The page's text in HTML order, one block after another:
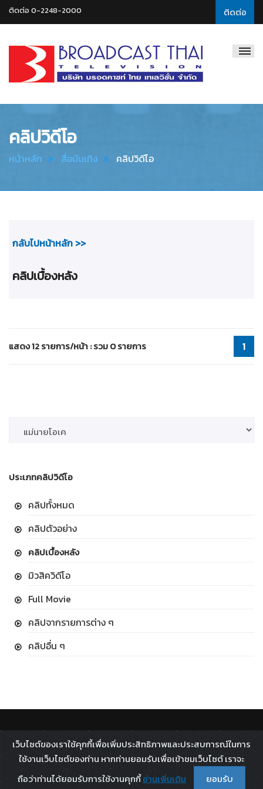
ติดต่อ
ติดต่อ 0-2248-2000
Thai
คลิปวิดีโอ
หน้าหลัก สื่อบันเทิง คลิปวิดีโอ
กลับไปหน้าหลัก >>
คลิปเบื้องหลัง
แสดง 12 รายการ/หน้า : รวม 0 รายการ 1
ประเภทคลิปวิดีโอ
คลิปทั้งหมด
คลิปตัวอย่าง
คลิปเบื้องหลัง
มิวสิควิดีโอ
Full Movie
คลิปจากรายการต่าง ๆ
คลิปอื่น ๆ
All rights reserved - 2026 ©
Broadcast Thai Television
เว็บไซต์ของเราใช้คุกกี้เพื่อเพิ่มประสิทธิภาพและประสบการณ์ในการ
ใช้งานเว็บไซต์ของท่าน หากท่านยอมรับเพื่อเข้าชมเว็บไซต์ เราจะ
ถือว่าท่านได้ยอมรับการใช้งานคุกกี้อ่านเพิ่มเติม ยอมรับ